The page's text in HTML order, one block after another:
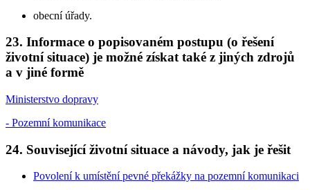
obecní úřady.
23. Informace o popisovaném postupu (o řešení
životní situace) je možné získat také z jiných zdrojů
a v jiné formě
Ministerstvo dopravy
- Pozemní komunikace
24. Související životní situace a návody, jak je řešit
Povolení k umístění pevné překážky na pozemní komunikaci